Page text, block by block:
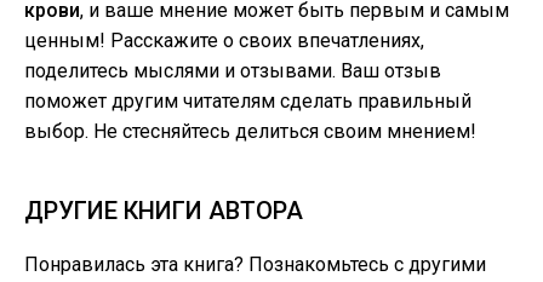
крови, и ваше мнение может быть первым и самым
ценным! Расскажите о своих впечатлениях,
поделитесь мыслями и отзывами. Ваш отзыв
поможет другим читателям сделать правильный
выбор. Не стесняйтесь делиться своим мнением!
ДРУГИЕ КНИГИ АВТОРА
Понравилась эта книга? Познакомьтесь с другими